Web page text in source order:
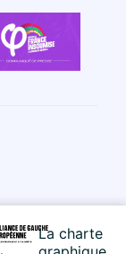
La charte